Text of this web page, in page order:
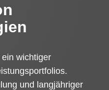
wichtiger
und langjähriger